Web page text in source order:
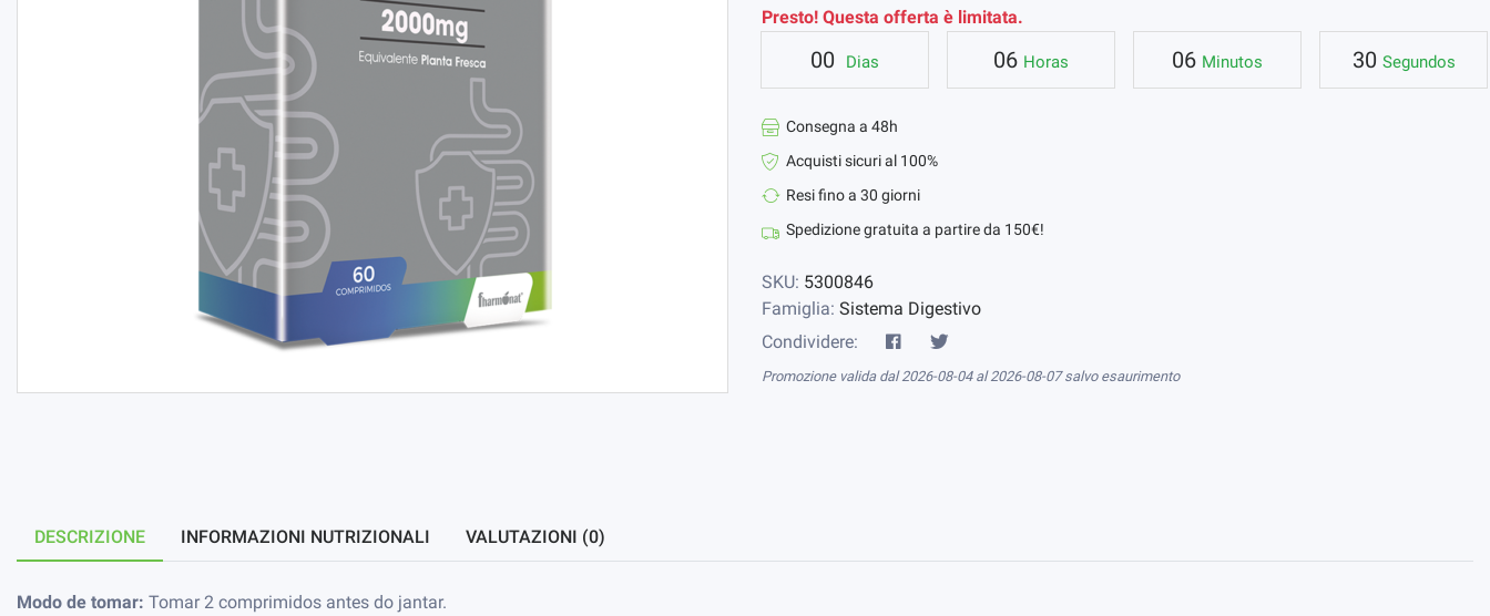
Presto! Questa offerta è limitata.
00 Dias 06 Horas 06 Minutos 29 Segundos
Consegna a 48h
Acquisti sicuri al 100%
Resi fino a 30 giorni
Spedizione gratuita a partire da 150€!
SKU: 5300846
Famiglia: Sistema Digestivo
Condividere:
Promozione valida dal 2026-08-04 al 2026-08-07 salvo esaurimento
DESCRIZIONE INFORMAZIONI NUTRIZIONALI VALUTAZIONI (0)
Modo de tomar: Tomar 2 comprimidos antes do jantar.